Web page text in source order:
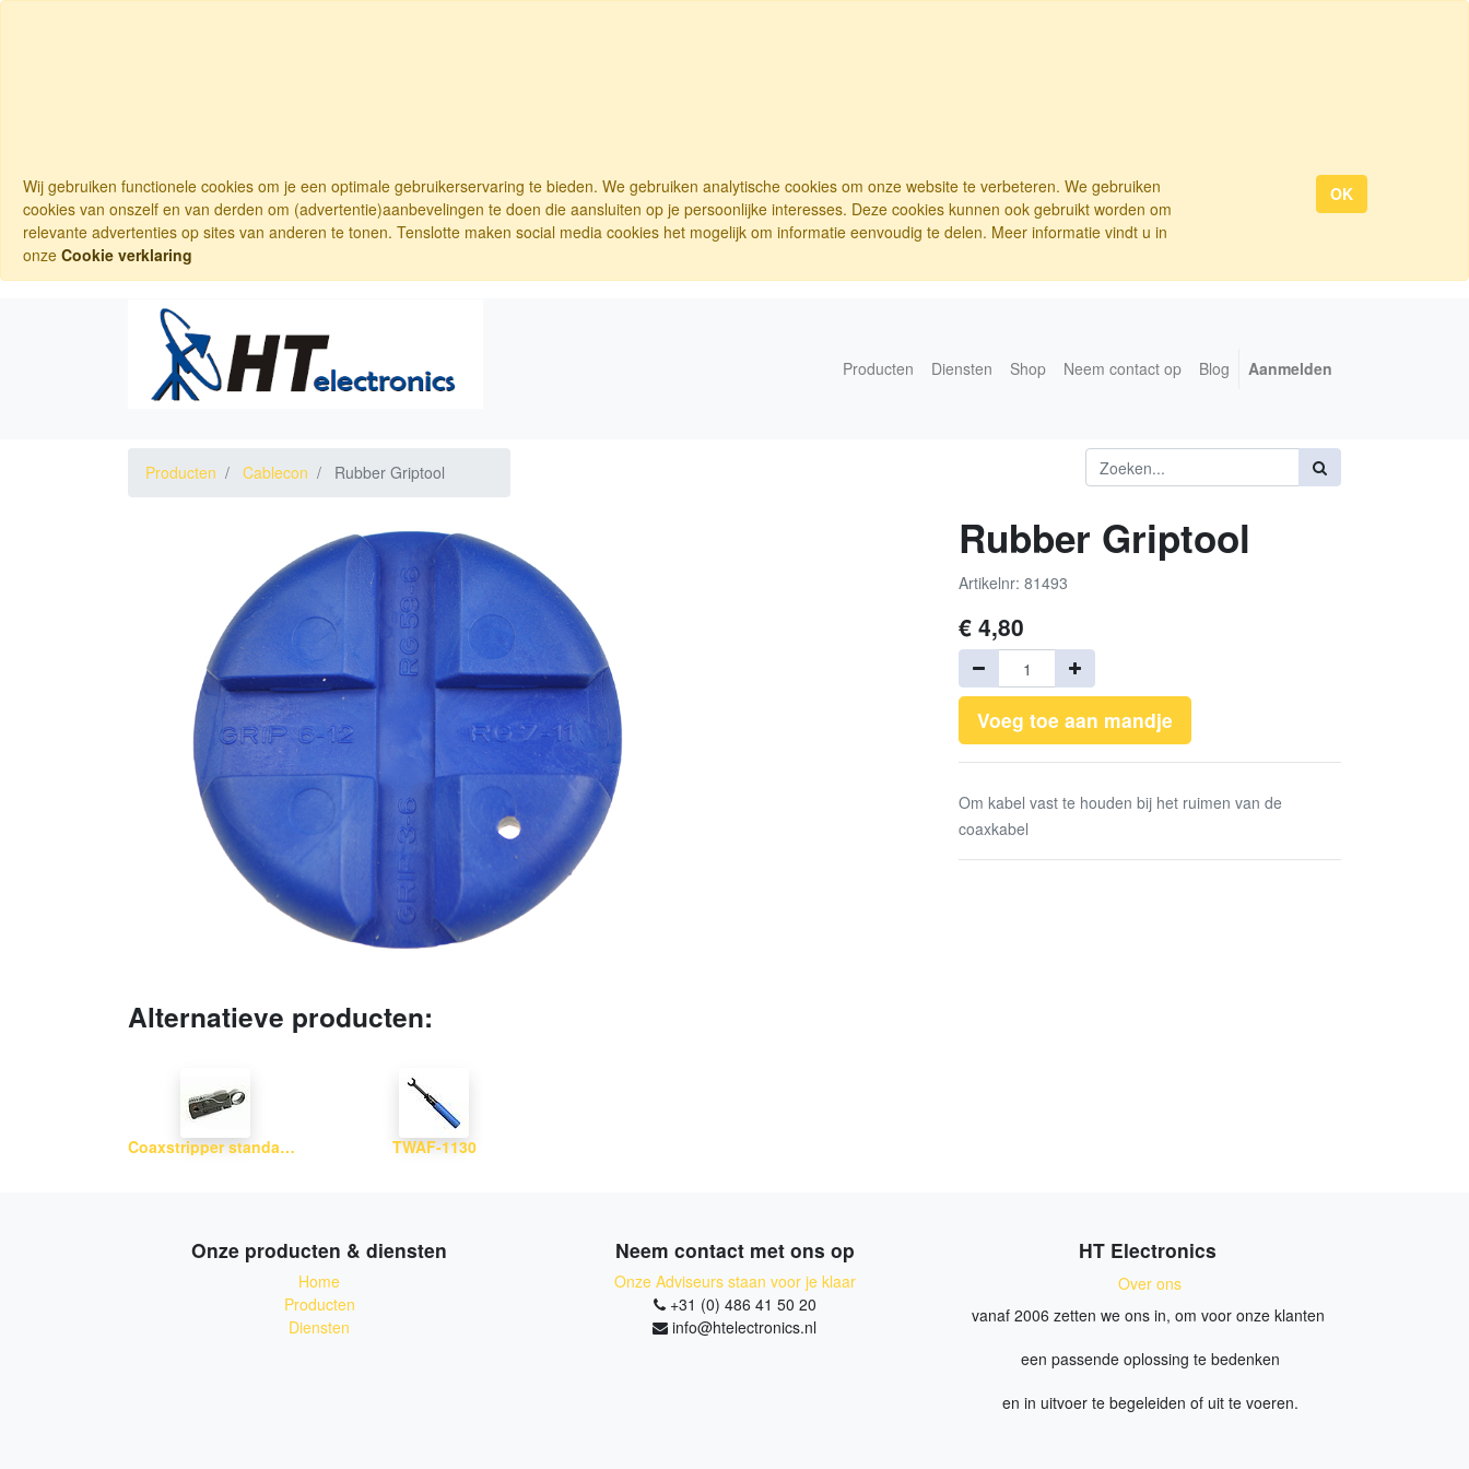
Wij gebruiken functionele cookies om je een optimale gebruikerservaring te bieden. We gebruiken analytische cookies om onze website te verbeteren. We gebruiken
cookies van onszelf en van derden om (advertentie)aanbevelingen te doen die aansluiten op je persoonlijke interesses. Deze cookies kunnen ook gebruikt worden om
relevante advertenties op sites van anderen te tonen. Tenslotte maken social media cookies het mogelijk om informatie eenvoudig te delen. Meer informatie vindt u in
onze Cookie verklaring
OK
Producten Diensten Shop Neem contact op Blog Aanmelden
Producten Cablecon Rubber Griptool
Rubber Griptool
Artikelnr: 81493
€ 4,80
Voeg toe aan mandje
Om kabel vast te houden bij het ruimen van de
coaxkabel
Alternatieve producten:
Coaxstripper standaard TWAF-1130
Onze producten & diensten
Home
Producten
Diensten
Neem contact met ons op
Onze Adviseurs staan voor je klaar
+31 (0) 486 41 50 20
info@htelectronics.nl
HT Electronics
Over ons
vanaf 2006 zetten we ons in, om voor onze klanten
een passende oplossing te bedenken
en in uitvoer te begeleiden of uit te voeren.